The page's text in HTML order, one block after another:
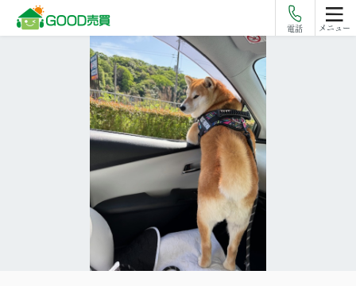
電話 メニュー